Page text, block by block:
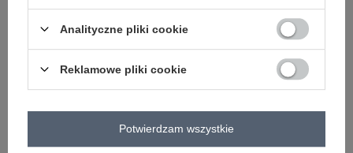
Granatowe letnie spodnie z paskiem
Zaloguj się i zobacz cenę
Jasnoróżowe damskie spodnie z
Zaloguj się i zobacz cenę
Analityczne pliki cookie
Reklamowe pliki cookie
Potwierdzam wszystkie